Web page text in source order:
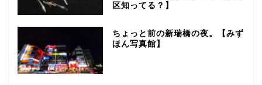
区知ってる？】
ちょっと前の新瑞橋の夜。【みず
ほん写真館】